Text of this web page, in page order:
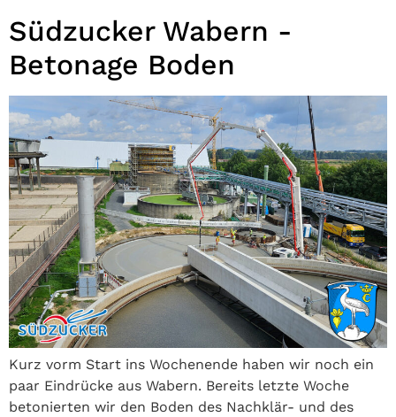
Südzucker Wabern -
Betonage Boden
Kurz vorm Start ins Wochenende haben wir noch ein
paar Eindrücke aus Wabern. Bereits letzte Woche
betonierten wir den Boden des Nachklär- und des